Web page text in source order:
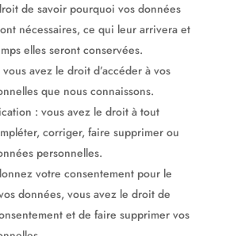
de savoir pourquoi vos données
nécessaires, ce qui leur arrivera et
elles seront conservées.
vous avez le droit d’accéder à vos
que nous connaissons.
: vous avez le droit à tout
corriger, faire supprimer ou
personnelles.
votre consentement pour le
données, vous avez le droit de
et de faire supprimer vos